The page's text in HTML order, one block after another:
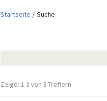
Startseite Suche
Zeige: 1-3 von 3 Treffern